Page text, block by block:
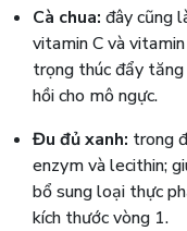
Cà chua: đây cũng
vitamin C và
trọng thúc đẩy
hồi cho mô ngực.
Đu đủ xanh: trong
enzym và lecithin;
bổ sung loại thực
kích thước vòng 1.